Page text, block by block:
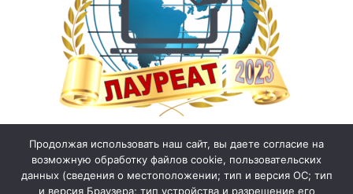
Продолжая использовать наш сайт, вы даете согласие на
возможную обработку файлов cookie, пользовательских
данных (сведения о местоположении; тип и версия ОС; тип
и версия Браузера; тип устройства и разрешение его